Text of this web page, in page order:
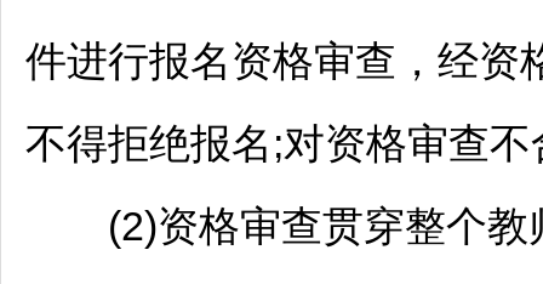
件进行报名资格审查，经资
不得拒绝报名;对资格审查
(2)资格审查贯穿整个教